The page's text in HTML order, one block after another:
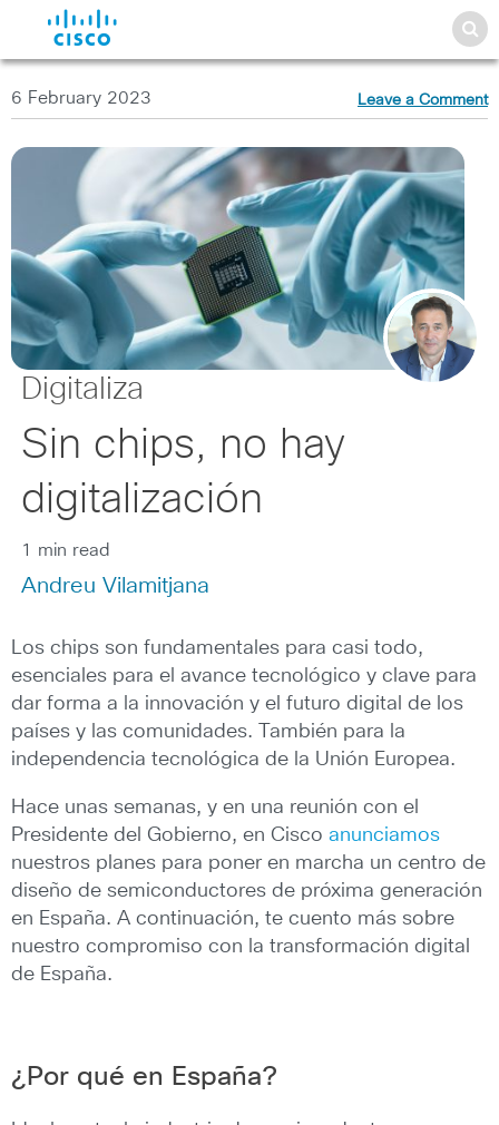
6 February 2023 Leave a Comment
Digitaliza
Sin chips, no hay
digitalización
1 min read
Andreu Vilamitjana
Los chips son fundamentales para casi todo,
esenciales para el avance tecnológico y clave para
dar forma a la innovación y el futuro digital de los
países y las comunidades. También para la
independencia tecnológica de la Unión Europea.
Hace unas semanas, y en una reunión con el
Presidente del Gobierno, en Cisco anunciamos
nuestros planes para poner en marcha un centro de
diseño de semiconductores de próxima generación
en España. A continuación, te cuento más sobre
nuestro compromiso con la transformación digital
de España.
¿Por qué en España?